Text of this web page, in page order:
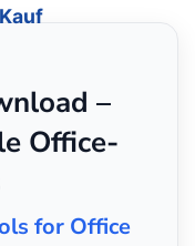
–
Office-
for Office